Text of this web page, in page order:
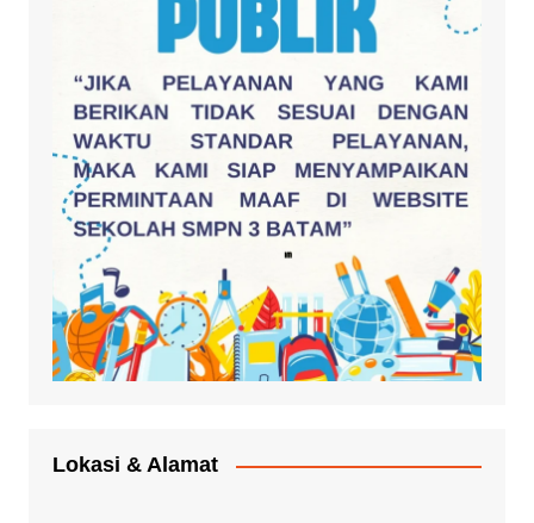
Lokasi & Alamat